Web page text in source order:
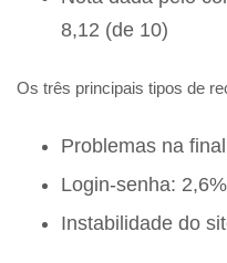
8,12 (de 10)
Os três principais tipos de
Problemas na
Login-senha: 2,6%
Instabilidade do